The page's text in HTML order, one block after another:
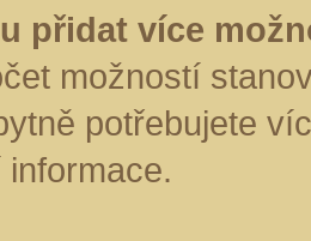
přidat více
možností
potřebujete